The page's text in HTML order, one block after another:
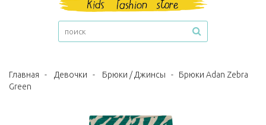
Главная - Девочки - Брюки / Джинсы - Брюки Adan Zebra
Green